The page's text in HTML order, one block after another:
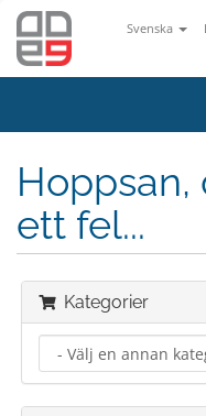
Svenska
ett fel...
Kategorier